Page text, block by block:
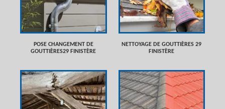
POSE CHANGEMENT DE
GOUTTIÈRES29 FINISTÈRE
NETTOYAGE DE GOUTTIÈRES 29
FINISTÈRE